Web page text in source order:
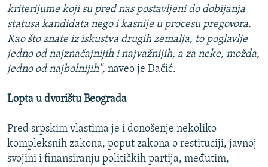
kriterijume koji su pred nas postavljeni do dobijanja
statusa kandidata nego i kasnije u procesu pregovora.
Kao što znate iz iskustva drugih zemalja, to poglavlje
jedno od najznačajnijih i najvažnijih, a za neke, možda,
jedno od najbolnijih", naveo je Dačić.
Lopta u dvorištu Beograda
Pred srpskim vlastima je i donošenje nekoliko
kompleksnih zakona, poput zakona o restituciji, javnoj
svojini i finansiranju političkih partija, međutim,